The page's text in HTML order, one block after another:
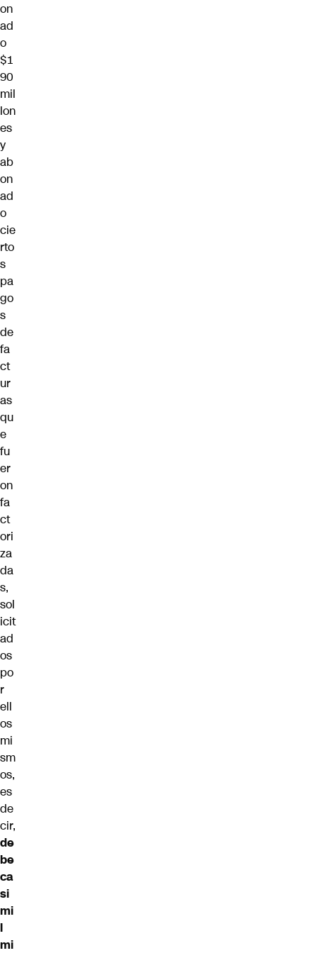
on
ad
o
$1
90
mil
lon
es
y
ab
on
ad
o
cie
rto
s
pa
go
s
de
fa
ct
ur
as
qu
e
fu
er
on
fa
ct
ori
za
da
s,
sol
icit
ad
os
po
r
ell
os
mi
sm
os,
es
de
cir,
de
be
ca
si
mi
l
mi